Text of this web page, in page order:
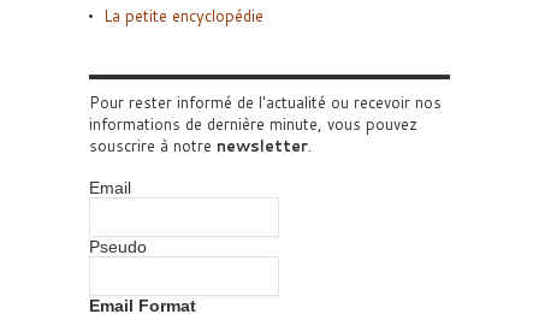
La petite encyclopédie
Pour rester informé de l'actualité ou recevoir nos
informations de dernière minute, vous pouvez
souscrire à notre newsletter.
Email
Pseudo
Email Format